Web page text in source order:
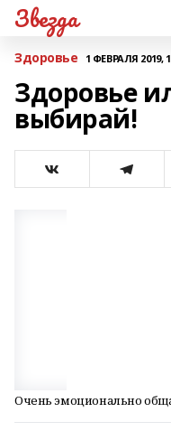
Звезда
Здоровье 1 ФЕВРАЛЯ 2019,
Здоровье
выбирай!
Очень эмоционально